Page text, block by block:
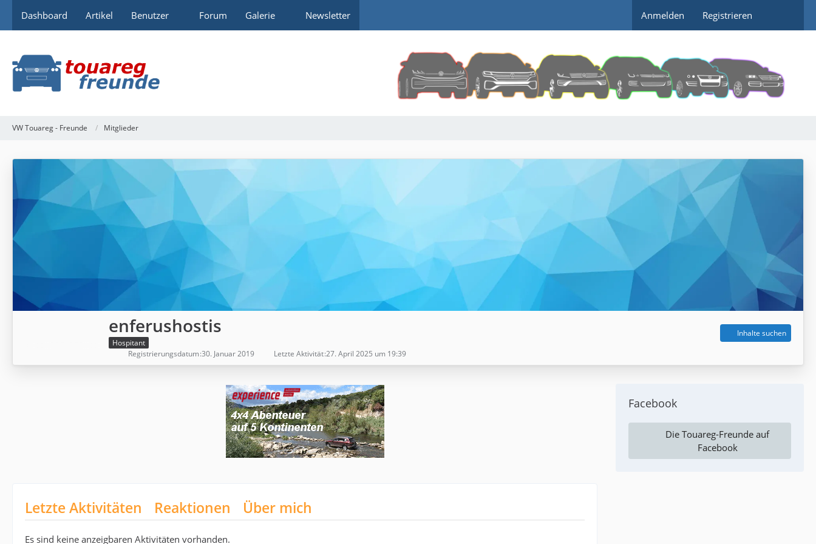
Dashboard Artikel Benutzer Forum Galerie Newsletter Anmelden Registrieren
VW Touareg - Freunde Mitglieder
enferushostis
Hospitant
Inhalte suchen
Registrierungsdatum 30. Januar 2019 Letzte Aktivität 27. April 2025 um 19:39
Letzte Aktivitäten Reaktionen Über mich
Es sind keine anzeigbaren Aktivitäten vorhanden.
Facebook
Die Touareg-Freunde auf
Facebook